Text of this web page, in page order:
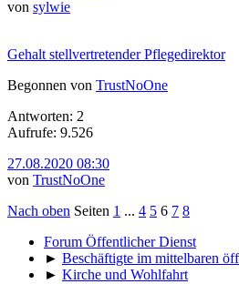
von sylwie
Gehalt stellvertretender Pflegedirektor
Begonnen von TrustNoOne
Antworten: 2
Aufrufe: 9.526
27.08.2020 08:30
von TrustNoOne
Nach oben Seiten 1 ... 4 5 6 7 8
Forum Öffentlicher Dienst
► Beschäftigte im mittelbaren
► Kirche und Wohlfahrt